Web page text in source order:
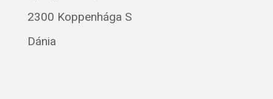
2300 Koppenhága S
Dánia